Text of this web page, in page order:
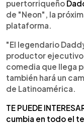
puertorriqueño
de "Neon", la
plataforma.
"El legendario
productor ejecutivo
comedia que llega
también hará un
de Latinoamérica.
TE PUEDE
cumbia en todo el